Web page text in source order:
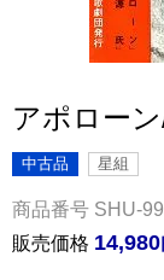
アポロー
中古品 星組
商品番号 SHU-
販売価格 14,980